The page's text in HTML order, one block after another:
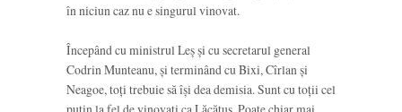
în niciun caz nu e singurul vinovat.
Începând cu ministrul Leș și cu secretarul general
Codrin Munteanu, și terminând cu Bixi, Cîrlan și
Neagoe, toți trebuie să își dea demisia. Sunt cu toții cel